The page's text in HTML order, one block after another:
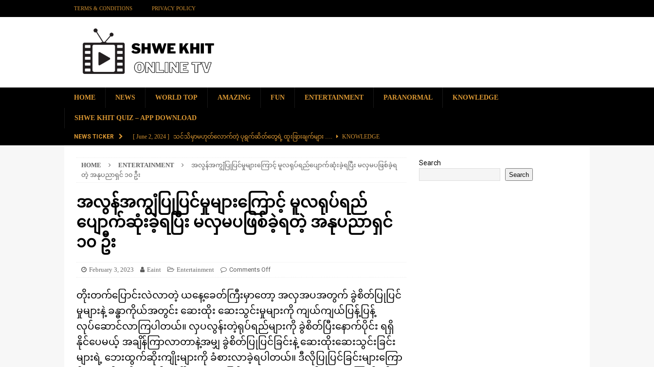
TERMS & CONDITIONS PRIVACY POLICY
HOME NEWS WORLD TOP AMAZING FUN ENTERTAINMENT PARANORMAL KNOWLEDGE
SHWE KHIT QUIZ – APP DOWNLOAD
NEWS TICKER [ June 2, 2024 ] သင်သိမှာမဟုတ်လောက်တဲ့ ပုရွက်ဆိတ်တွေရဲ့ ထူးခြားချက်များ …. KNOWLEDGE
AMAZING
[ November 28, 2023 ] တွဲပေါင်း (၆၀၀) ကျော်နဲ့ ကမ္ဘာ့အရှည်ဆုံး မီးရထားကြီး KNOWLEDGE
[ August 20, 2025 ] ဒိုင်နိုဆောတွေကို မျိုးတုံးစေခဲ့တဲ့ ဥက္ကာခဲကြီးရဲ့ အဖျက်စွမ်းအား ဘယ်လောက်ရှိခဲ့လဲ
KNOWLEDGE
HOME ENTERTAINMENT
အလွန်အကျွံပြုပြင်မှုများကြောင့် မူလရုပ်ရည်ပျောက်ဆုံးခဲ့ရပြီး မလှမပဖြစ်ခဲ့ရ
တဲ့ အနုပညာရှင် ၁၀ ဦး
အလွန်အကျွံပြုပြင်မှုများကြောင့် မူလရုပ်ရည်
ပျောက်ဆုံးခဲ့ရပြီး မလှမပဖြစ်ခဲ့ရတဲ့ အနုပညာရှင်
၁၀ ဦး
February 3, 2023 Eaint Entertainment Comments Off
တိုးတက်ပြောင်းလဲလာတဲ့ ယနေ့ခေတ်ကြီးမှာတော့ အလှအပအတွက် ခွဲစိတ်ပြုပြင်
မှုများနဲ့ ခန္ဓာကိုယ်အတွင်း ဆေးထိုး ဆေးသွင်းမှုများကို ကျယ်ကျယ်ပြန့်ပြန့်
လုပ်ဆောင်လာကြပါတယ်။ လှပလွန်းတဲ့ရုပ်ရည်များကို ခွဲစိတ်ပြီးနောက်ပိုင်း ရရှိ
နိုင်ပေမယ့် အချိန်ကြာလာတာနဲ့အမျှ ခွဲစိတ်ပြုပြင်ခြင်းနဲ့ ဆေးထိုးဆေးသွင်းခြင်း
များရဲ့ ဘေးထွက်ဆိုးကျိုးများကို ခံစားလာခဲ့ရပါတယ်။ ဒီလိုပြုပြင်ခြင်းများကြော
Search
Search